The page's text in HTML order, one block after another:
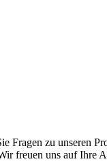
Fragen zu unseren
freuen uns auf Ihre